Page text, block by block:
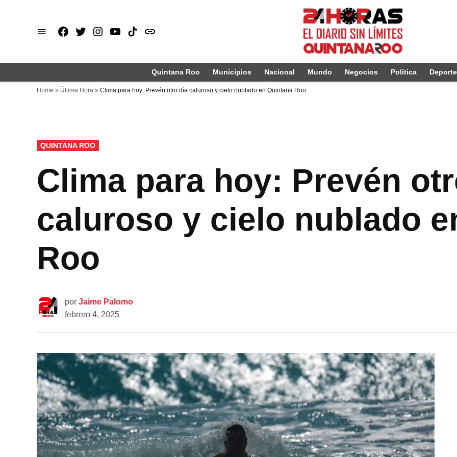
Facebook
X Instagram
Youtube
TikTok
issuu
Quintana Roo Municipios Nacional Mundo Negocios Política
Home » Última Hora » Clima para hoy: Prevén otro día caluroso y cielo nublado en Quintana Roo
PUBLICADO
EN
QUINTANA ROO
Clima para hoy: Prevén
caluroso y cielo nublado
Roo
por Jaime Palomo
febrero 4, 2025